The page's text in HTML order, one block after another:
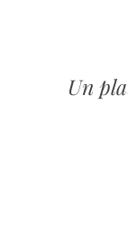
Un